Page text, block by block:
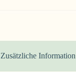
Zusätzliche Information